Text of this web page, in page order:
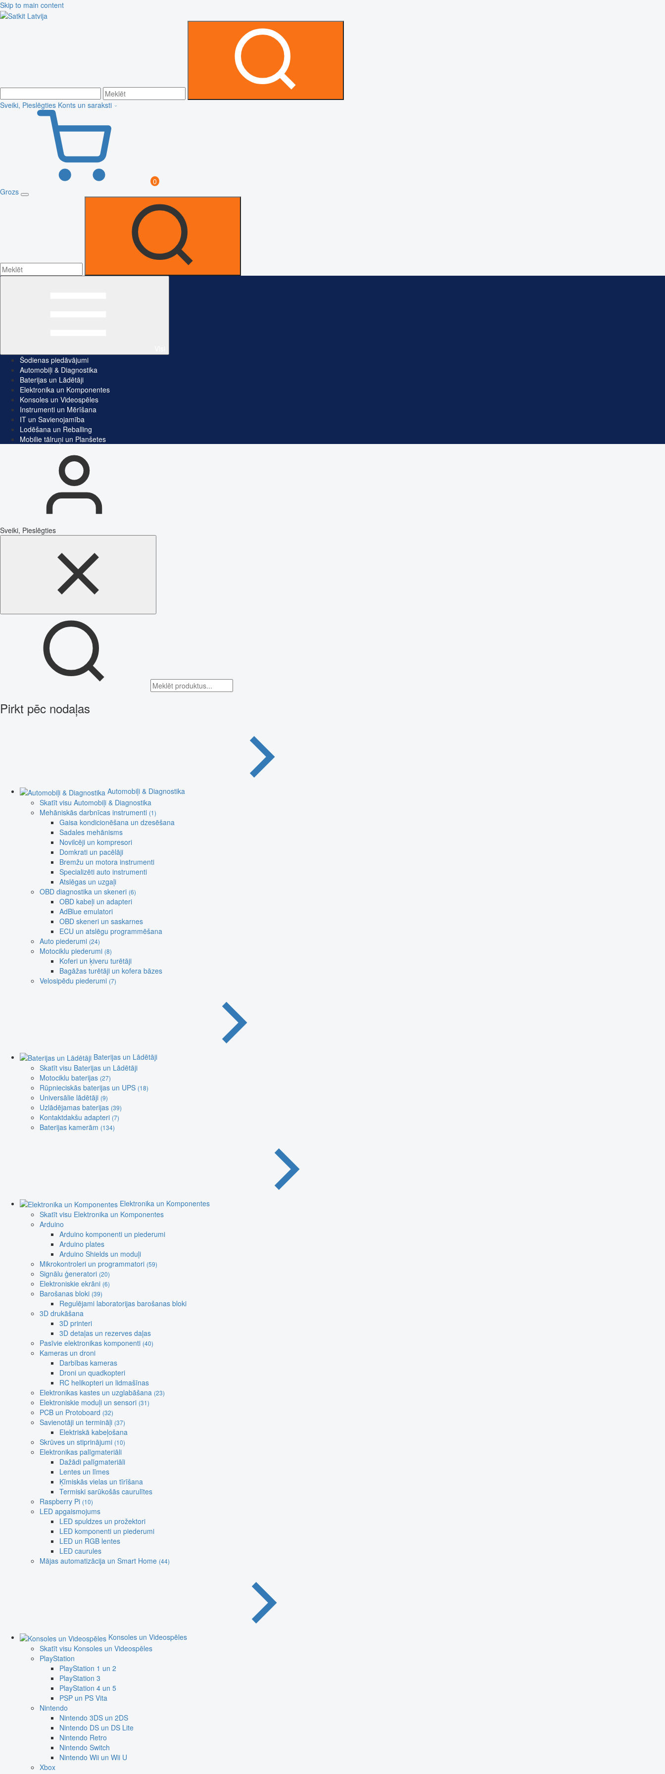
Skip to main content
Sveiki, Pieslēgties Konts un saraksti
0
Grozs
Šodienas piedāvājumi
Automobiļi & Diagnostika
Baterijas un Lādētāji
Elektronika un Komponentes
Konsoles un Videospēles
Instrumenti un Mērīšana
IT un Savienojamība
Lodēšana un Reballing
Mobilie tālruņi un Planšetes
Sveiki, Pieslēgties
Pirkt pēc nodaļas
Automobiļi & Diagnostika
Skatīt visu Automobiļi & Diagnostika
Mehāniskās darbnīcas instrumenti (1)
Gaisa kondicionēšana un dzesēšana
Sadales mehānisms
Novilcēji un kompresori
Domkrati un pacēlāji
Bremžu un motora instrumenti
Specializēti auto instrumenti
Atslēgas un uzgaļi
OBD diagnostika un skeneri (6)
OBD kabeļi un adapteri
AdBlue emulatori
OBD skeneri un saskarnes
ECU un atslēgu programmēšana
Auto piederumi (24)
Motociklu piederumi (8)
Koferi un ķiveru turētāji
Bagāžas turētāji un kofera bāzes
Velosipēdu piederumi (7)
Baterijas un Lādētāji
Skatīt visu Baterijas un Lādētāji
Motociklu baterijas (27)
Rūpnieciskās baterijas un UPS (18)
Universālie lādētāji (9)
Uzlādējamas baterijas (39)
Kontaktdakšu adapteri (7)
Baterijas kamerām (134)
Elektronika un Komponentes
Skatīt visu Elektronika un Komponentes
Arduino
Arduino komponenti un piederumi
Arduino plates
Arduino Shields un moduļi
Mikrokontroleri un programmatori (59)
Signālu ģeneratori (20)
Elektroniskie ekrāni (6)
Barošanas bloki (39)
Regulējami laboratorijas barošanas bloki
3D drukāšana
3D printeri
3D detaļas un rezerves daļas
Pasīvie elektronikas komponenti (40)
Kameras un droni
Darbības kameras
Droni un quadkopteri
RC helikopteri un lidmašīnas
Elektronikas kastes un uzglabāšana (23)
Elektroniskie moduļi un sensori (31)
PCB un Protoboard (32)
Savienotāji un termināļi (37)
Elektriskā kabeļošana
Skrūves un stiprinājumi (10)
Elektronikas palīgmateriāli
Dažādi palīgmateriāli
Lentes un līmes
Ķīmiskās vielas un tīrīšana
Termiski sarūkošās caurulītes
Raspberry Pi (10)
LED apgaismojums
LED spuldzes un prožektori
LED komponenti un piederumi
LED un RGB lentes
LED caurules
Mājas automatizācija un Smart Home (44)
Konsoles un Videospēles
Skatīt visu Konsoles un Videospēles
PlayStation
PlayStation 1 un 2
PlayStation 3
PlayStation 4 un 5
PSP un PS Vita
Nintendo
Nintendo 3DS un 2DS
Nintendo DS un DS Lite
Nintendo Retro
Nintendo Switch
Nintendo Wii un Wii U
Xbox